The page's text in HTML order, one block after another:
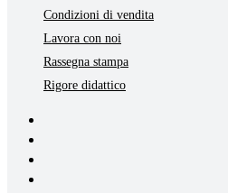
Condizioni di vendita
Lavora con noi
Rassegna stampa
Rigore didattico